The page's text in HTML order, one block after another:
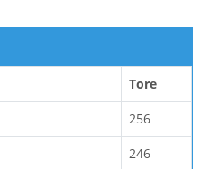
Tore
256
246